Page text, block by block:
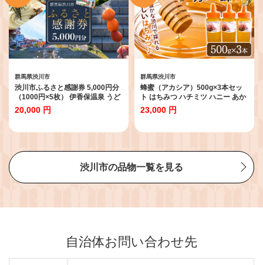
群馬県渋川市
渋川市ふるさと感謝券 5,000円分
（1000円×5枚） 伊香保温泉 うど
ん 宿泊 旅行 観光 ホテル 旅館 ト
ラベル 飲食 お土産 F4H-0556
20,000 円
群馬県渋川市
蜂蜜（アカシア）500g×3本セッ
ト はちみつ ハチミツ ハニー あか
しあ とんがり容器 国産 F4H-0070
23,000 円
渋川市の品物一覧を見る
自治体お問い合わせ先